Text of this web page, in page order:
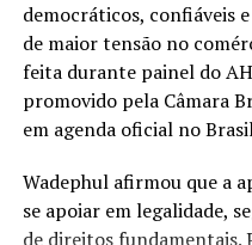
OMS é que o calor já
meteorológico e passou a
pública na região.
Foto: Jonathan Sarago/
Compartilhe isso:
democráticos, confiáveis
de maior tensão no
feita durante painel do
promovido pela Câmara
em agenda oficial no
Wadephul afirmou que a
se apoiar em legalidade,
de direitos fundamentais.